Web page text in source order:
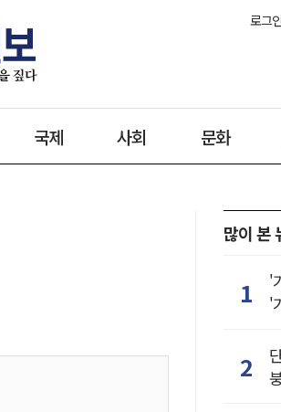
로그인
국제 사회 문화
많이 본
1
'
'
2